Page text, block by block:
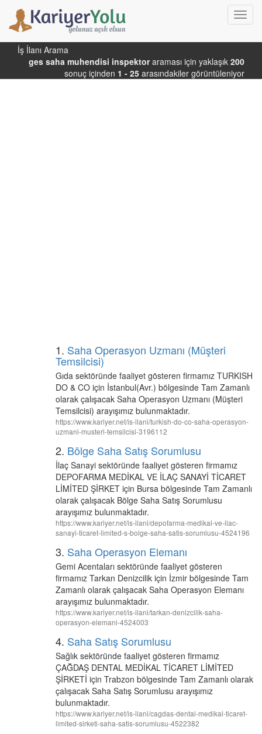
İş İlanı Arama
ges saha muhendisi inspektoraraması için yaklaşık 200
sonuç içinden 1 - 25 arasındakiler görüntüleniyor
1. Saha Operasyon Uzmanı (Müşteri
Temsilcisi)
Gıda sektöründe faaliyet gösteren firmamız TURKISH
DO & CO için İstanbul(Avr.) bölgesinde Tam Zamanlı
olarak çalışacak Saha Operasyon Uzmanı (Müşteri
Temsilcisi) arayışımız bulunmaktadır.
https://www.kariyer.net/is-ilani/turkish-do-co-saha-operasyon-
uzmani-musteri-temsilcisi-3196112
2. Bölge Saha Satış Sorumlusu
İlaç Sanayi sektöründe faaliyet gösteren firmamız
DEPOFARMA MEDİKAL VE İLAÇ SANAYİ TİCARET
LİMİTED ŞİRKET için Bursa bölgesinde Tam Zamanlı
olarak çalışacak Bölge Saha Satış Sorumlusu
arayışımız bulunmaktadır.
https://www.kariyer.net/is-ilani/depofarma-medikal-ve-ilac-
sanayi-ticaret-limited-s-bolge-saha-satis-sorumlusu-4524196
3. Saha Operasyon Elemanı
Gemi Acentaları sektöründe faaliyet gösteren
firmamız Tarkan Denizcilik için İzmir bölgesinde Tam
Zamanlı olarak çalışacak Saha Operasyon Elemanı
arayışımız bulunmaktadır.
https://www.kariyer.net/is-ilani/tarkan-denizcilik-saha-
operasyon-elemani-4524003
4. Saha Satış Sorumlusu
Sağlık sektöründe faaliyet gösteren firmamız
ÇAĞDAŞ DENTAL MEDİKAL TİCARET LİMİTED
ŞİRKETİ için Trabzon bölgesinde Tam Zamanlı olarak
çalışacak Saha Satış Sorumlusu arayışımız
bulunmaktadır.
https://www.kariyer.net/is-ilani/cagdas-dental-medikal-ticaret-
limited-sirketi-saha-satis-sorumlusu-4522382